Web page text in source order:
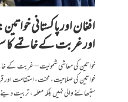
افغان اور پاکستانی
اور غربت کے خاتمے کا
خواتین کی معاشی شمولیت – غربت کے
خواتین کی صلاحیت، محنت، استقامت اور
سنبھالنے والی نہیں بلکہ معلمہ، تربیت